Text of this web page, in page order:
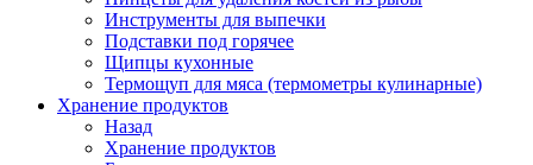
Инструменты для выпечки
Подставки под горячее
Щипцы кухонные
Термощуп для мяса (термометры кулинарные)
Хранение продуктов
Назад
Хранение продуктов